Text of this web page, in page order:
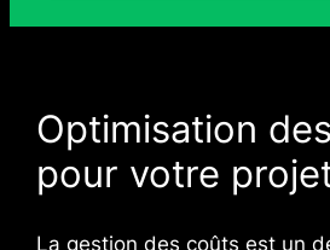
Optimisation
pour votre
La gestion des coûts est un